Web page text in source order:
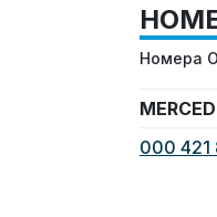
Номера
000 421